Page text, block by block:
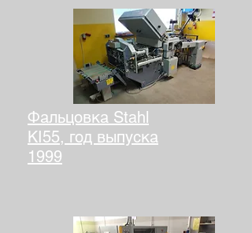
Фальцовка Stahl
KI55, год выпуска
1999